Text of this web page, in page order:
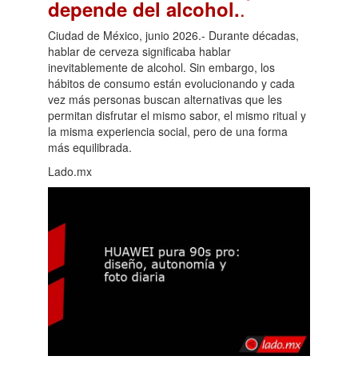
depende del alcohol..
Ciudad de México, junio 2026.- Durante décadas,
hablar de cerveza significaba hablar
inevitablemente de alcohol. Sin embargo, los
hábitos de consumo están evolucionando y cada
vez más personas buscan alternativas que les
permitan disfrutar el mismo sabor, el mismo ritual y
la misma experiencia social, pero de una forma
más equilibrada.
Lado.mx